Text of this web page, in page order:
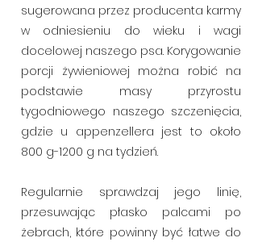
sugerowana przez producenta karmy
w odniesieniu do wieku i wagi
docelowej naszego psa. Korygowanie
porcji żywieniowej można robić na
podstawie masy przyrostu
tygodniowego naszego szczenięcia,
gdzie u appenzellera jest to około
800 g-1200 g na tydzień.
Regularnie sprawdzaj jego linię,
przesuwając płasko palcami po
żebrach, które powinny być łatwe do